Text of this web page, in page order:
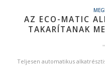
AZ ECO-MATIC
TAKARÍTANAK
Teljesen automatikus